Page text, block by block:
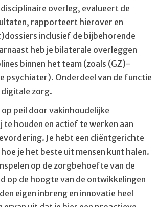
overleg, evalueert de
rapporteert hierover en
inclusief de bijbehorende
heb je bilaterale overleggen
binnen het team (zoals (GZ)-
psychiater). Onderdeel van de functie
digitale zorg.
op peil door vakinhoudelijke
te houden en actief te werken aan
Je hebt een cliëntgerichte
je het beste uit mensen kunt halen.
op de zorgbehoefte van de
op de hoogte van de ontwikkelingen
eigen inbreng en innovatie heel